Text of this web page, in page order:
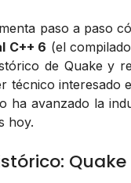
paso a paso
C++ 6 (el
de Quake y
técnico interesado
ha avanzado la
hoy.